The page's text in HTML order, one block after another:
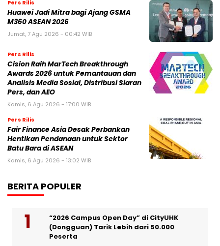
Pers Rilis
Huawei Jadi Mitra bagi Ajang GSMA
M360 ASEAN 2026
Jumat, 7 Agu 2026 - 00:42 WIB
Pers Rilis
Cision Raih MarTech Breakthrough
Awards 2026 untuk Pemantauan dan
Analisis Media Sosial, Distribusi Siaran
Pers, dan AEO
Kamis, 6 Agu 2026 - 17:00 WIB
Pers Rilis
Fair Finance Asia Desak Perbankan
Hentikan Pendanaan untuk Sektor
Batu Bara di ASEAN
Kamis, 6 Agu 2026 - 13:02 WIB
BERITA POPULER
“2026 Campus Open Day” di CityUHK
(Dongguan) Tarik Lebih dari 50.000
Peserta